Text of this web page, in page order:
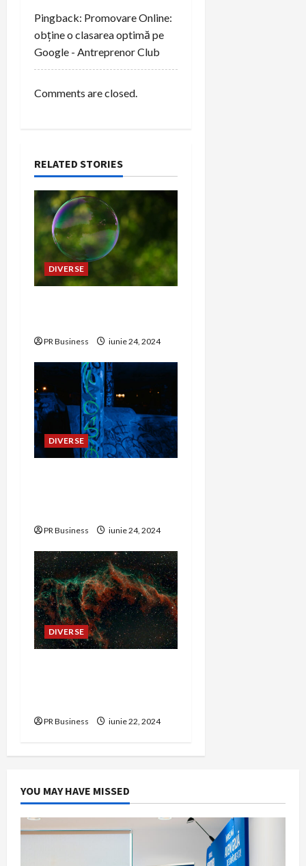
Pingback: Promovare Online:
obține o clasarea optimă pe
Google - Antreprenor Club
Comments are closed.
RELATED STORIES
DIVERSE
PR Business iunie 24, 2024
DIVERSE
PR Business iunie 24, 2024
DIVERSE
PR Business iunie 22, 2024
YOU MAY HAVE MISSED